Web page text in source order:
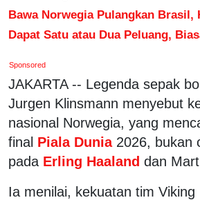
Bawa Norwegia Pulangkan Brasil,
Dapat Satu atau Dua Peluang,
Sponsored
JAKARTA -- Legenda sepak
Jurgen Klinsmann menyebut
nasional Norwegia, yang
final Piala Dunia 2026, bukan
pada Erling Haaland dan
Ia menilai, kekuatan tim Viking